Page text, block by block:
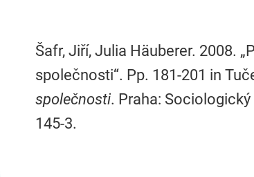
Šafr, Jiří, Julia Häuberer. 2008.
společnosti“. Pp. 181-201 in
společnosti. Praha: Sociologický
145-3.